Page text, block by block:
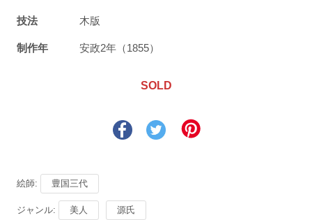
技法 木版
制作年 安政2年（1855）
SOLD
絵師: 豊国三代
ジャンル: 美人 源氏